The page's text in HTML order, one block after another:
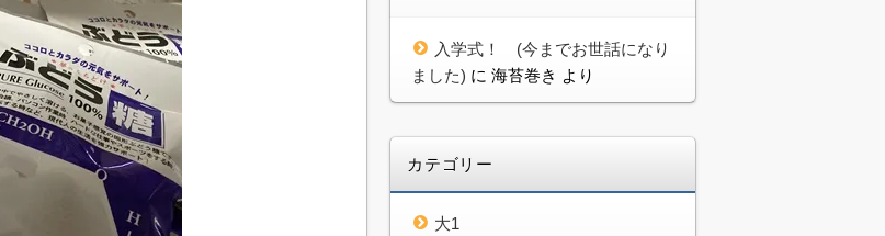
入学式！ (今までお世話になり
ました) に 海苔巻き より
カテゴリー
大1